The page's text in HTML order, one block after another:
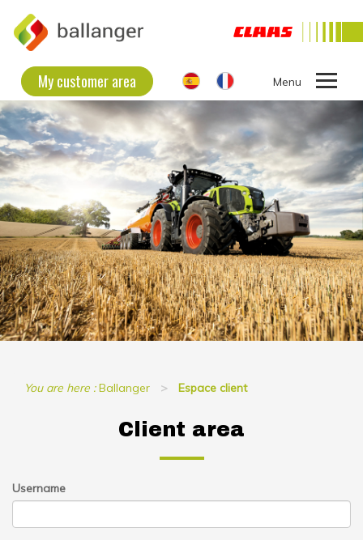
My customer area
Ouvrir
le
THE COMPANY
SECOND HAND EQUIPMENT
NEW EQUIPMENT
CONTACT
You are here :Ballanger Espace client
Client area
Username